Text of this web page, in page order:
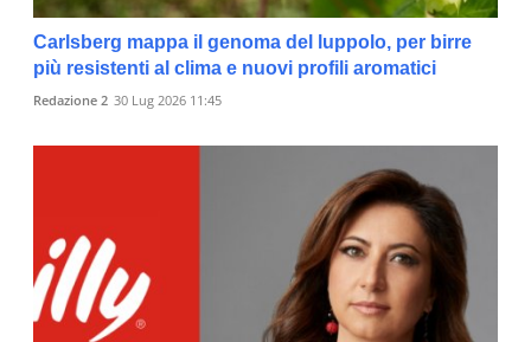
Carlsberg mappa il genoma del luppolo, per birre
più resistenti al clima e nuovi profili aromatici
Redazione 2 30 Lug 2026 11:45